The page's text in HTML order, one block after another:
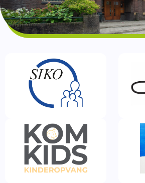
Routebeschrijving
Privacy